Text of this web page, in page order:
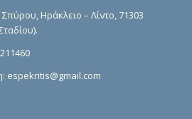
Ηράκλειο – Λίντο, 71303
espekritis@gmail.com